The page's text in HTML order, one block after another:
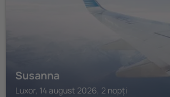
Susanna
Luxor, 14 august 2026, 2 nopți